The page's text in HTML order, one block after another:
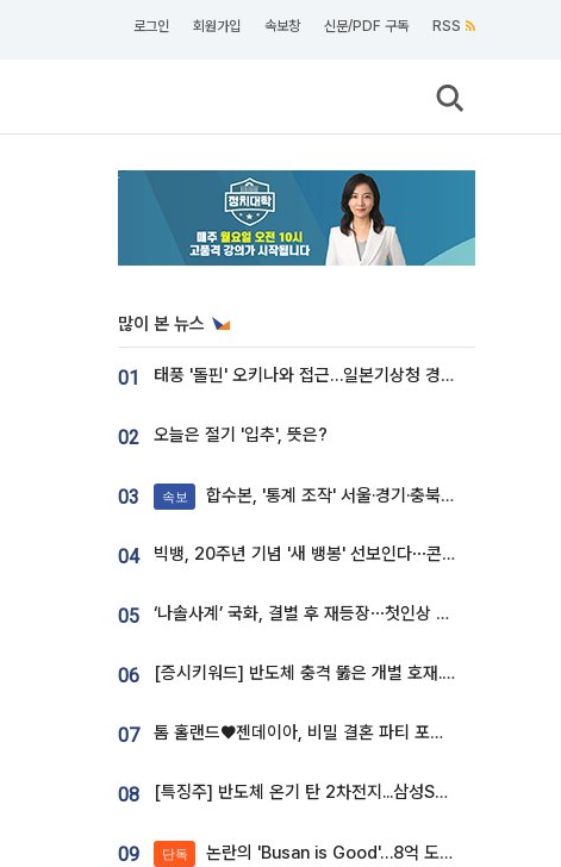
로그인 회원가입 속보창 신문/PDF 구독 RSS
많이 본 뉴스
01 태풍 '돌핀' 오키나와 접근…일본기상청 경로 업데이트
02 오늘은 절기 '입추', 뜻은?
03 속보 합수본, '통계 조작' 서울·경기·충북 선관위 등 추가 압수수색
04 빅뱅, 20주년 기념 '새 뱅봉' 선보인다⋯콘서트 앞두고 팝업 개최
05 ‘나솔사계’ 국화, 결별 후 재등장⋯첫인상 투표 휩쓸고 ‘인기녀’ 등극
06 [증시키워드] 반도체 충격 뚫은 개별 호재...포스코퓨처엠·에코프로·한화솔루션 '눈길'
07 톰 홀랜드♥젠데이아, 비밀 결혼 파티 포착⋯호텔 대관비만 9억
08 [특징주] 반도체 온기 탄 2차전지...삼성SDI, 장 초반 7% 넘게 껑충
09 단독 논란의 'Busan is Good'…8억 도시브랜드, 용산 대통령실 CI 업체가 수행